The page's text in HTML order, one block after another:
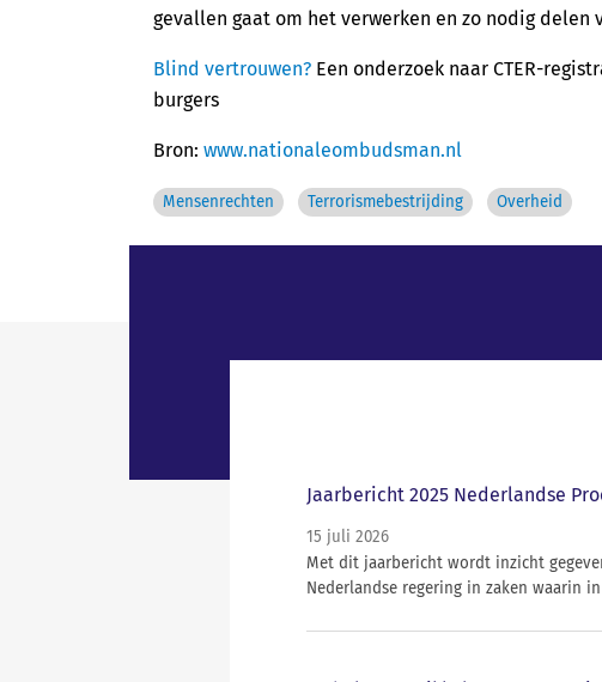
gevallen gaat om het verwerken en zo nodig delen
Blind vertrouwen? Een onderzoek naar CTER-
burgers
Bron: www.nationaleombudsman.nl
Mensenrechten Terrorismebestrijding Overheid
Jaarbericht 2025 Nederlandse
15 juli 2026
Met dit jaarbericht wordt inzicht
Nederlandse regering in zaken waarin